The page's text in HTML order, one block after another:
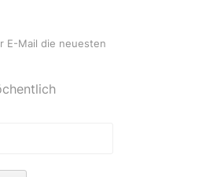
E-Mail die neuesten